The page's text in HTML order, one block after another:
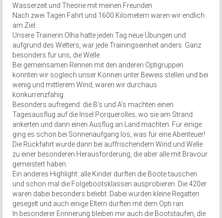
Wasserzeit und Theorie mit meinen Freunden.
Nach zwei Tagen Fahrt und 1600 Kilometern waren wir endlich
am Ziel:
Unsere Trainerin Olha hatte jeden Tag neue Übungen und
aufgrund des Wetters, war jede Trainingseinheit anders. Ganz
besonders für uns, die Welle.
Bei gemeinsamen Rennen mit den anderen Optigruppen
konnten wir sogleich unser Können unter Beweis stellen und bei
wenig und mittlerem Wind, waren wir durchaus
konkurrenzfähig.
Besonders aufregend: die B‘s und A‘s machten einen
Tagesausflug auf die Insel Porquerolles, wo sie am Strand
ankerten und dann einen Ausflug an Land machten. Für einige
ging es schon bei Sonnenaufgang los, was für eine Abenteuer!
Die Rückfahrt wurde dann bei auffrischendem Wind und Welle
zu einer besonderen Herausforderung, die aber alle mit Bravour
gemeistert haben.
Ein anderes Highlight: alle Kinder durften die Boote tauschen
und schon mal die Folgebootsklassen ausprobieren. Die 420er
waren dabei besonders beliebt. Dabei wurden kleine Regatten
gesegelt und auch einige Eltern durften mit dem Opti ran.
In besonderer Erinnerung bleiben mir auch die Bootstaufen, die